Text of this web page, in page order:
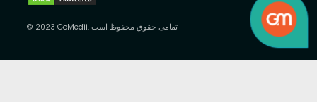
© 2023 GoMedii. تمامی حقوق محفوظ است